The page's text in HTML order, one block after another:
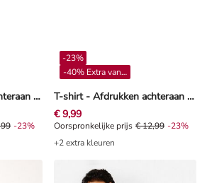
T-shirt - Afdrukken achteraan - Zwart
Korting -23%
-23%
T-shirt - Afdrukken achteraan - Paars
-23%
-40% Extra vanaf 4**
€ 9,99
Oorspronkelijke prijs € 12,99,
Oorspronkelijke prijs € 12,99 -23%
+2 extra kleuren